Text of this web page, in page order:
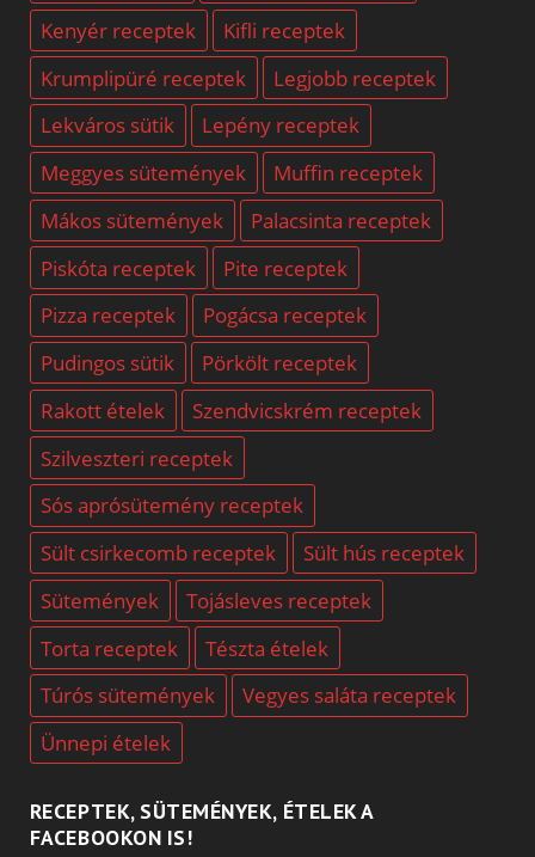
Kenyér receptek
Kifli receptek
Krumplipüré receptek
Legjobb receptek
Lekváros sütik
Lepény receptek
Meggyes sütemények
Muffin receptek
Mákos sütemények
Palacsinta receptek
Piskóta receptek
Pite receptek
Pizza receptek
Pogácsa receptek
Pudingos sütik
Pörkölt receptek
Rakott ételek
Szendvicskrém receptek
Szilveszteri receptek
Sós aprósütemény receptek
Sült csirkecomb receptek
Sült hús receptek
Sütemények
Tojásleves receptek
Torta receptek
Tészta ételek
Túrós sütemények
Vegyes saláta receptek
Ünnepi ételek
RECEPTEK, SÜTEMÉNYEK, ÉTELEK A
FACEBOOKON IS!